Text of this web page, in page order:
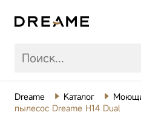
Роботы-
Dreame Каталог
пылесос Dreame H14 Dual